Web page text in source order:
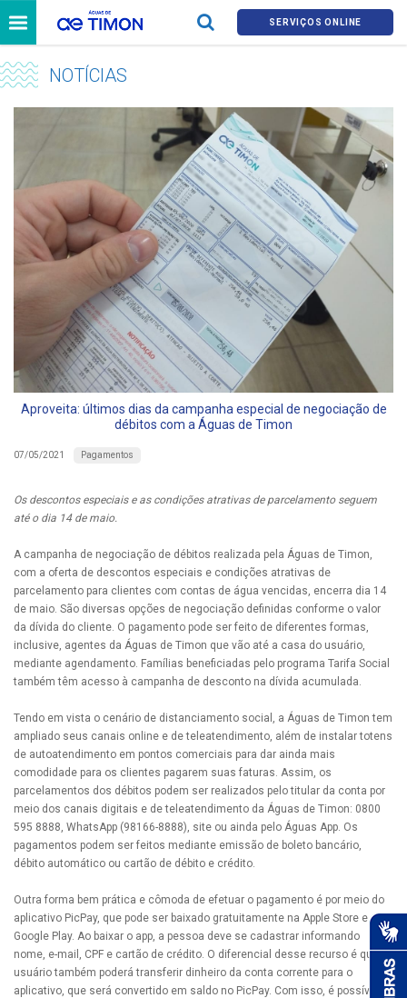
SERVIÇOS ONLINE
NOTÍCIAS
Aproveita: últimos dias da campanha especial de negociação de
débitos com a Águas de Timon
07/05/2021 Pagamentos
Os descontos especiais e as condições atrativas de parcelamento seguem
até o dia 14 de maio.
A campanha de negociação de débitos realizada pela Águas de Timon,
com a oferta de descontos especiais e condições atrativas de
parcelamento para clientes com contas de água vencidas, encerra dia 14
de maio. São diversas opções de negociação definidas conforme o valor
da dívida do cliente. O pagamento pode ser feito de diferentes formas,
inclusive, agentes da Águas de Timon que vão até a casa do usuário,
mediante agendamento. Famílias beneficiadas pelo programa Tarifa Social
também têm acesso à campanha de desconto na dívida acumulada.
Tendo em vista o cenário de distanciamento social, a Águas de Timon tem
ampliado seus canais online e de teleatendimento, além de instalar totens
de autoatendimento em pontos comerciais para dar ainda mais
comodidade para os clientes pagarem suas faturas. Assim, os
parcelamentos dos débitos podem ser realizados pelo titular da conta por
meio dos canais digitais e de teleatendimento da Águas de Timon: 0800
595 8888, WhatsApp (98166-8888), site ou ainda pelo Águas App. Os
pagamentos podem ser feitos mediante emissão de boleto bancário,
débito automático ou cartão de débito e crédito.
Outra forma bem prática e cômoda de efetuar o pagamento é por meio do
aplicativo PicPay, que pode ser baixado gratuitamente na Apple Store e
Google Play. Ao baixar o app, a pessoa deve se cadastrar informando
nome, e-mail, CPF e cartão de crédito. O diferencial desse recurso é que o
usuário também poderá transferir dinheiro da conta corrente para o
aplicativo, que será convertido em saldo no PicPay. Com isso, é possível